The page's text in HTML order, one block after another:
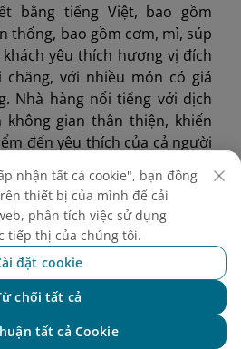
bằng tiếng Việt, bao gồm
thống, bao gồm cơm, mì, súp
yêu thích hương vị đích
với nhiều món có giá
Nhà hàng nổi tiếng với dịch
không gian thân thiện, khiến
đến yêu thích của cả người
nhận tất cả cookie", bạn đồng
thiết bị của mình để cải
phân tích việc sử dụng
tiếp thị của chúng tôi.
đặt cookie
chối tất cả
tất cả Cookie